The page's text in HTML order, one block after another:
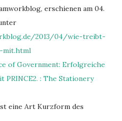
erschienen am 04.
2013/04/wie-treibt-
mit.html
of Government: Erfolgreiche
PRINCE2. : The Stationery
eine Art Kurzform des